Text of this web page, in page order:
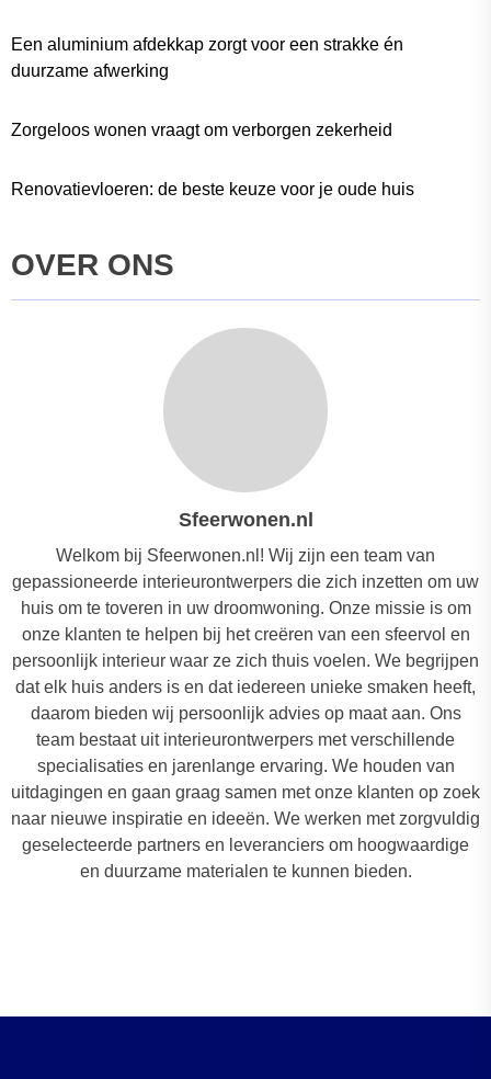
Een aluminium afdekkap zorgt voor een strakke én
duurzame afwerking
Zorgeloos wonen vraagt om verborgen zekerheid
Renovatievloeren: de beste keuze voor je oude huis
OVER ONS
Sfeerwonen.nl
Welkom bij Sfeerwonen.nl! Wij zijn een team van
gepassioneerde interieurontwerpers die zich inzetten om uw
huis om te toveren in uw droomwoning. Onze missie is om
onze klanten te helpen bij het creëren van een sfeervol en
persoonlijk interieur waar ze zich thuis voelen. We begrijpen
dat elk huis anders is en dat iedereen unieke smaken heeft,
daarom bieden wij persoonlijk advies op maat aan. Ons
team bestaat uit interieurontwerpers met verschillende
specialisaties en jarenlange ervaring. We houden van
uitdagingen en gaan graag samen met onze klanten op zoek
naar nieuwe inspiratie en ideeën. We werken met zorgvuldig
geselecteerde partners en leveranciers om hoogwaardige
en duurzame materialen te kunnen bieden.